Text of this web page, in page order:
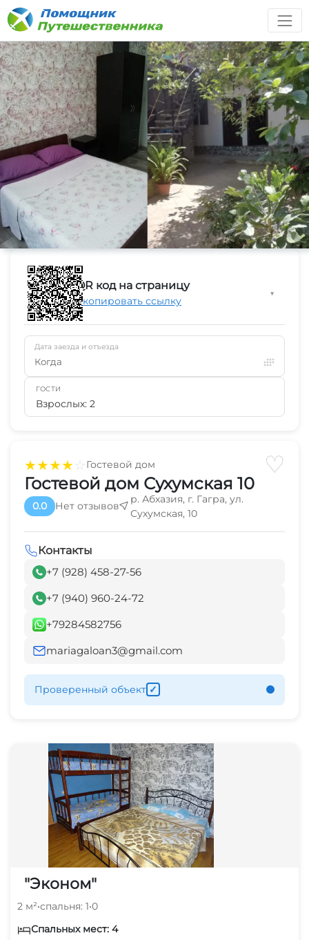
★★★★☆Гостевой дом ♡
Гостевой дом Сухумская 10
0.0 Нет отзывов
р. Абхазия, г. Гагра, ул.
Сухумская, 10
Контакты
+7 (928) 458-27-56
+7 (940) 960-24-72
+79284582756
mariagaloan3@gmail.com
Проверенный объект ✓
"Эконом"
2 м²•спальня: 1•0
Спальных мест: 4
QR код на страницу
Скопировать ссылку
▼
Дата заезда и отъезда
Когда
ГОСТИ
Взрослых: 2